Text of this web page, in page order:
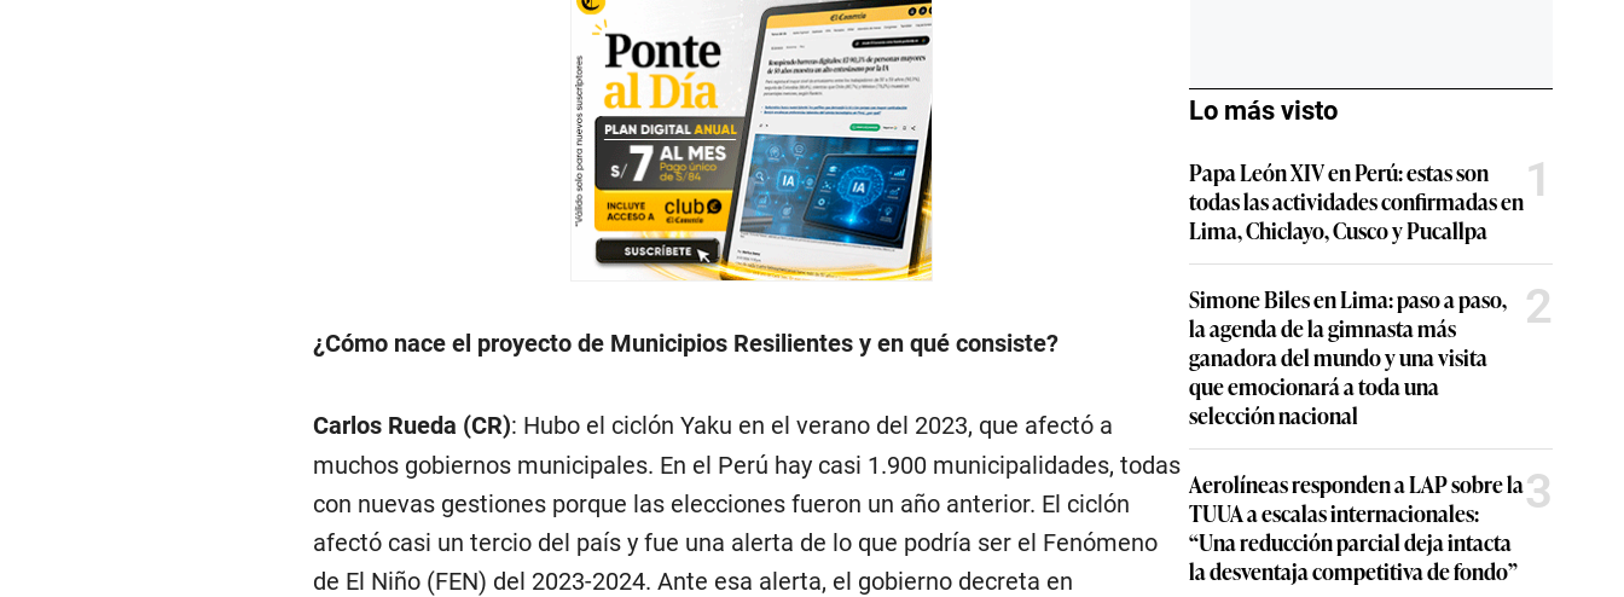
¿Cómo nace el proyecto de Municipios Resilientes y en qué consiste?
Carlos Rueda (CR): Hubo el ciclón Yaku en el verano del 2023, que afectó a
muchos gobiernos municipales. En el Perú hay casi 1.900 municipalidades, todas
con nuevas gestiones porque las elecciones fueron un año anterior. El ciclón
afectó casi un tercio del país y fue una alerta de lo que podría ser el Fenómeno
de El Niño (FEN) del 2023-2024. Ante esa alerta, el gobierno decreta en
Lo más visto
Papa León XIV en Perú: estas son
todas las actividades confirmadas en
Lima, Chiclayo, Cusco y Pucallpa
1
Simone Biles en Lima: paso a paso,
la agenda de la gimnasta más
ganadora del mundo y una visita
que emocionará a toda una
selección nacional
2
Aerolíneas responden a LAP sobre la
TUUA a escalas internacionales:
“Una reducción parcial deja intacta
la desventaja competitiva de fondo”
3